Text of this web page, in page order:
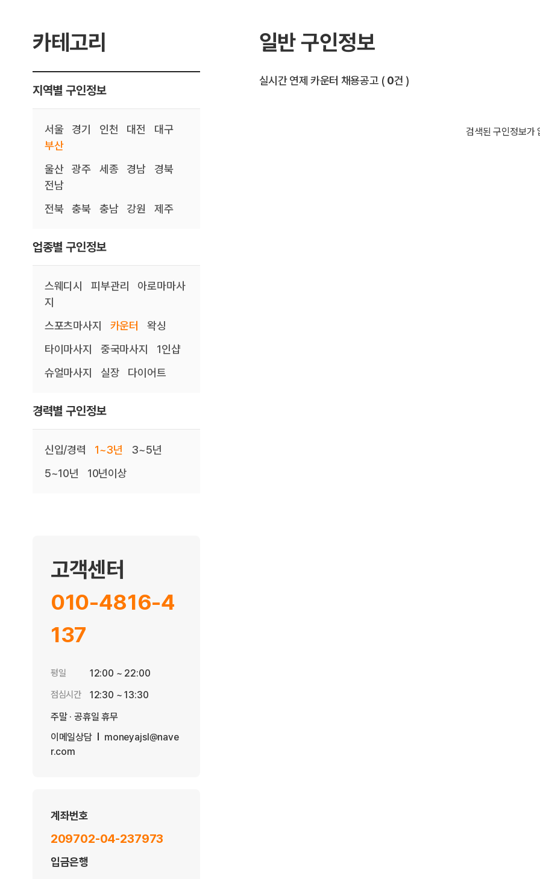
카테고리
지역별 구인정보
서울 경기 인천 대전
대구
부산
울산
광주 세종 경남
경북
전남
전북
충북 충남 강원 제주
업종별 구인정보
스웨디시 피부관리
아로마마사
지
스포츠마사지
카운터
왁싱
타이마사지
중국마사지
1인샵
슈얼마사지
실장 다이어트
경력별 구인정보
신입/경력 1~3년
3~5년
5~10년
10년이상
고객센터
010-4816-4
137
평일 12:00 ~ 22:00
점심시간
12:30 ~ 13:30
주말 · 공휴일 휴무
이메일상담
moneyajsl@nave
r.com
계좌번호
209702-04-237973
입금은행
일반 구인정보
실시간 연제 카운터 채용공고 전체 목록
( 0건 )
검색된 구인정보가